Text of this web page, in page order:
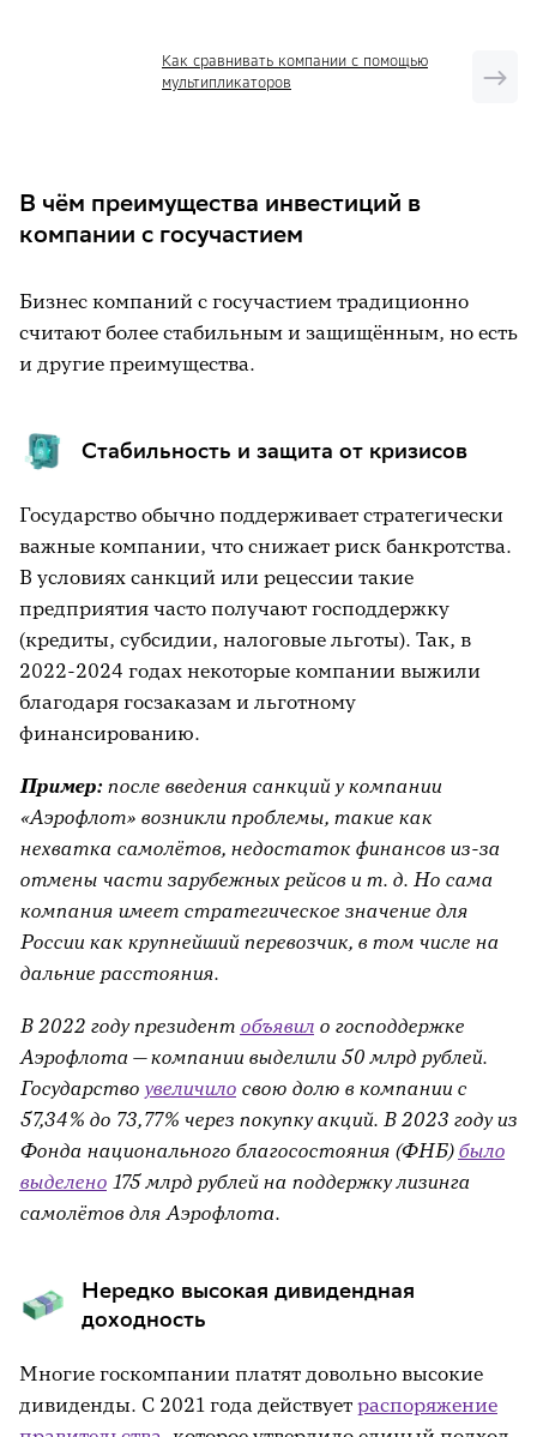
Как сравнивать компании с помощью
мультипликаторов
В чём преимущества инвестиций в
компании с госучастием
Бизнес компаний с госучастием традиционно
считают более стабильным и защищённым, но есть
и другие преимущества.
Стабильность и защита от кризисов
Государство обычно поддерживает стратегически
важные компании, что снижает риск банкротства.
В условиях санкций или рецессии такие
предприятия часто получают господдержку
(кредиты, субсидии, налоговые льготы). Так, в
2022-2024 годах некоторые компании выжили
благодаря госзаказам и льготному
финансированию.
Пример: после введения санкций у компании
«Аэрофлот» возникли проблемы, такие как
нехватка самолётов, недостаток финансов из-за
отмены части зарубежных рейсов и т. д. Но сама
компания имеет стратегическое значение для
России как крупнейший перевозчик, в том числе на
дальние расстояния.
В 2022 году президент объявил о господдержке
Аэрофлота — компании выделили 50 млрд рублей.
Государство увеличило свою долю в компании с
57,34% до 73,77% через покупку акций. В 2023 году из
Фонда национального благосостояния (ФНБ) было
выделено 175 млрд рублей на поддержку лизинга
самолётов для Аэрофлота.
Нередко высокая дивидендная
доходность
Многие госкомпании платят довольно высокие
дивиденды. С 2021 года действует распоряжение